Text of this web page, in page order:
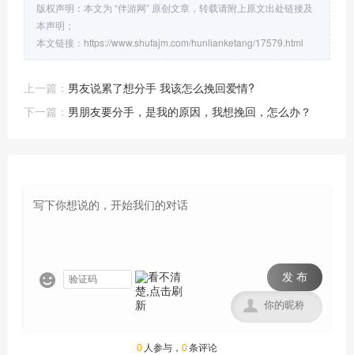
版权声明：本文为 “伴游网” 原创文章，转载请附上原文出处链接及
本声明；
本文链接： https://www.shufajm.com/hunlianketang/17579.html
上一篇： 男友说累了想分手 我该怎么挽回爱情?
下一篇： 男朋友要分手，是我的原因，我想挽回，怎么办？
 发 布

0 人参与， 0条评论